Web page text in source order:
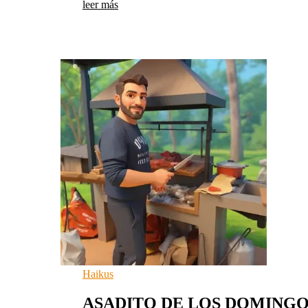
leer más
Haikus
ASADITO DE LOS